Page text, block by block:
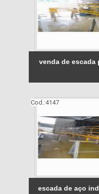
venda de escada
Cod.:4147
escada de aço